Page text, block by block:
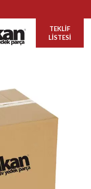
TEKLIF
LISTESI